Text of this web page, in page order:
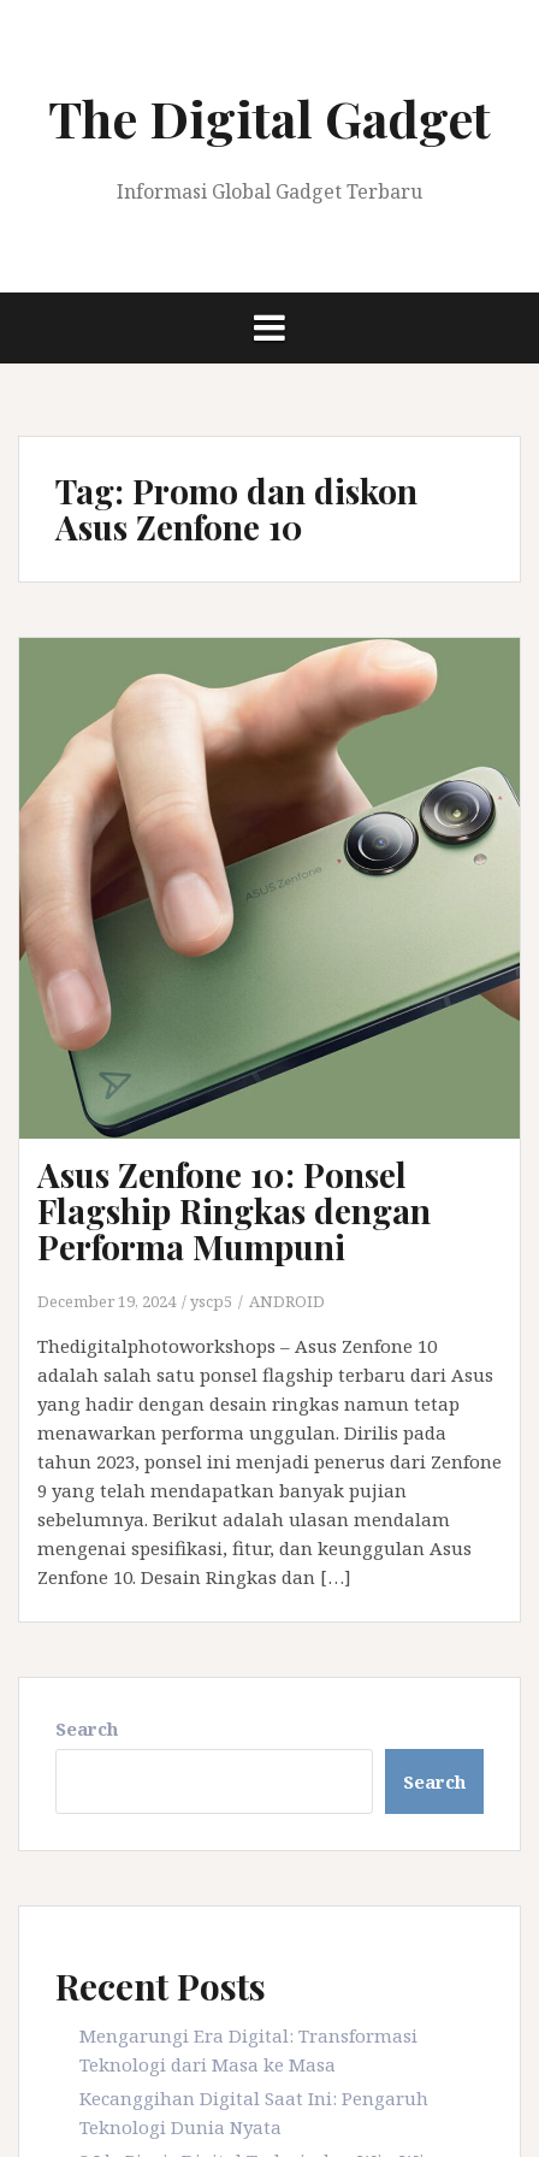
The Digital Gadget
Informasi Global Gadget Terbaru
Tag: Promo dan diskon
Asus Zenfone 10
Asus Zenfone 10: Ponsel
Flagship Ringkas dengan
Performa Mumpuni
December 19, 2024 yscp5 ANDROID
Thedigitalphotoworkshops – Asus Zenfone 10
adalah salah satu ponsel flagship terbaru dari Asus
yang hadir dengan desain ringkas namun tetap
menawarkan performa unggulan. Dirilis pada
tahun 2023, ponsel ini menjadi penerus dari Zenfone
9 yang telah mendapatkan banyak pujian
sebelumnya. Berikut adalah ulasan mendalam
mengenai spesifikasi, fitur, dan keunggulan Asus
Zenfone 10. Desain Ringkas dan […]
Search
Search
Recent Posts
Mengarungi Era Digital: Transformasi
Teknologi dari Masa ke Masa
Kecanggihan Digital Saat Ini: Pengaruh
Teknologi Dunia Nyata